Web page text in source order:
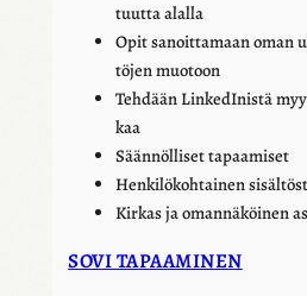
tuutta alalla
Opit sanoit­ta­maan
tö­jen muotoon
Tehdään Linke­dI­nistä
kaa
Sään­nöl­li­set tapaa­mi­set
Henki­lö­koh­tai­nen
Kirkas ja oman­nä­köi­nen
SOVI TAPAA­MI­NEN